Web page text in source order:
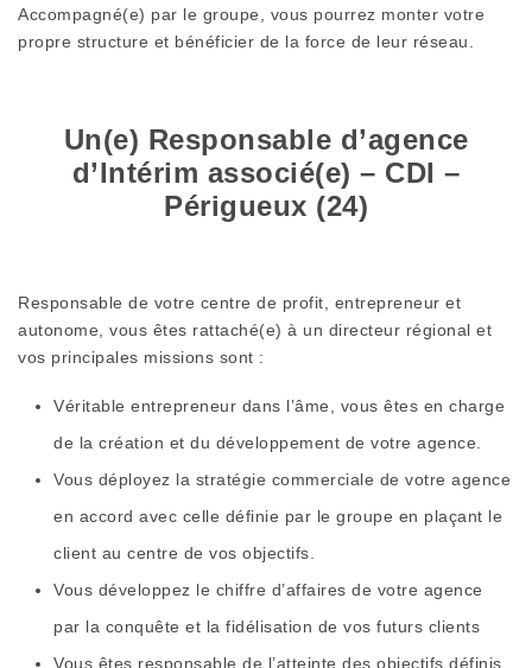
Accompagné(e) par le groupe, vous pourrez monter votre
propre structure et bénéficier de la force de leur réseau.
Un(e) Responsable d’agence
d’Intérim associé(e) – CDI –
Périgueux (24)
Responsable de votre centre de profit, entrepreneur et
autonome, vous êtes rattaché(e) à un directeur régional et
vos principales missions sont :
Véritable entrepreneur dans l’âme, vous êtes en charge
de la création et du développement de votre agence.
Vous déployez la stratégie commerciale de votre agence
en accord avec celle définie par le groupe en plaçant le
client au centre de vos objectifs.
Vous développez le chiffre d’affaires de votre agence
par la conquête et la fidélisation de vos futurs clients
Vous êtes responsable de l’atteinte des objectifs définis